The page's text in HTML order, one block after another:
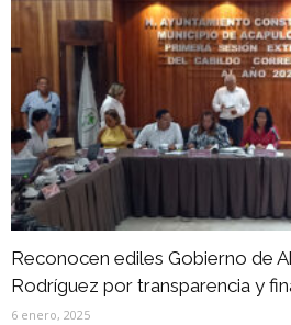
Reconocen ediles Gobierno de
Rodríguez por transparencia y
6 enero, 2025